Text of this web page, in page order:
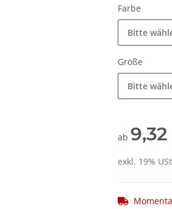
Farbe
Bitte
Größe
Bitte
ab
exkl. 19%